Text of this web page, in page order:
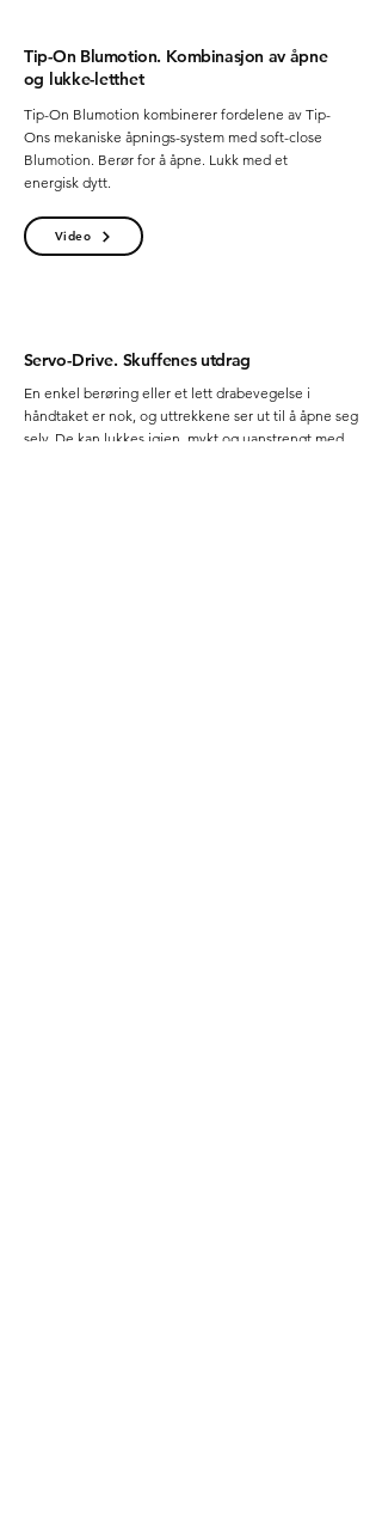
Tip-On Blumotion. Kombinasjon av åpne
og lukke-letthet
Tip-On Blumotion kombinerer fordelene av Tip-
Ons mekaniske åpnings-system med soft-close
Blumotion. Berør for å åpne. Lukk med et
energisk dytt.
Video
Servo-Drive. Skuffenes utdrag
En enkel berøring eller et lett drabevegelse i
håndtaket er nok, og uttrekkene ser ut til å åpne seg
selv. De kan lukkes igjen, mykt og uanstrengt med